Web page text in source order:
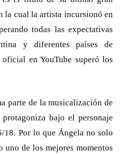
la cual la artista incursionó en
todas las expectativas
y diferentes países de
en YouTube superó los
parte de la musicalización de
bajo el personaje
18. Por lo que Ángela no solo
uno de los mejores momentos